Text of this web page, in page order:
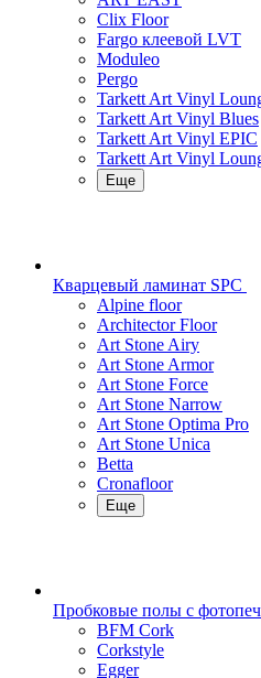
Clix Floor
Fargo клеевой LVT
Moduleo
Pergo
Tarkett Art Vinyl
Tarkett Art Vinyl Blues
Tarkett Art Vinyl EPIC
Tarkett Art Vinyl
Еще
Кварцевый ламинат SPC
Alpine floor
Architector Floor
Art Stone Airy
Art Stone Armor
Art Stone Force
Art Stone Narrow
Art Stone Optima Pro
Art Stone Unica
Betta
Cronafloor
Еще
Пробковые полы с
BFM Cork
Corkstyle
Egger